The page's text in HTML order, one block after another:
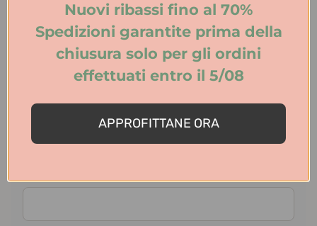
Ritira nei negozi
E le spedizioni?
Leggi i dettagli
Ti serve aiuto? Contattaci!
Iscriviti alla Newsletter e avrai il 10% di sconto
sul tuo primo ordine
La promozione non è cumulabile con altre
Nuovi ribassi fino al 70%
Spedizioni garantite prima della
chiusura solo per gli ordini
effettuati entro il 5/08
APPROFITTANE ORA